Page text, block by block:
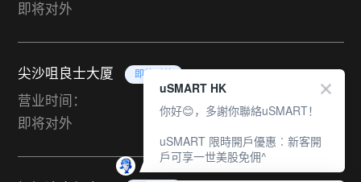
即将对外
尖沙咀良士大厦 即将对外
营业时间：
即将对外
uSMART HK
你好😊，多謝你聯絡uSMART！
uSMART 限時開戶優惠︰新客開
戶可享一世美股免佣^